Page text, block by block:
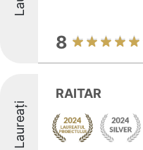
8
Laureați
RAITAR